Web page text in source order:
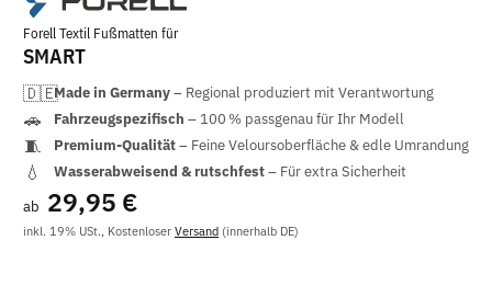
Forell Textil Fußmatten für
SMART
Made in Germany– Regional produziert mit Verantwortung
Fahrzeugspezifisch – 100 % passgenau für Ihr Modell
Premium-Qualität– Feine Veloursoberfläche & edle Umrandung
Wasserabweisend & rutschfest– Für extra Sicherheit
ab 29,95 €
inkl. 19% USt., Kostenloser Versand (innerhalb DE)